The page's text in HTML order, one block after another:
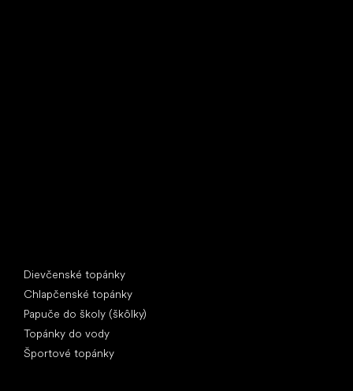
Dievčenské topánky
Chlapčenské topánky
Papuče do školy (škôlky)
Topánky do vody
Športové topánky